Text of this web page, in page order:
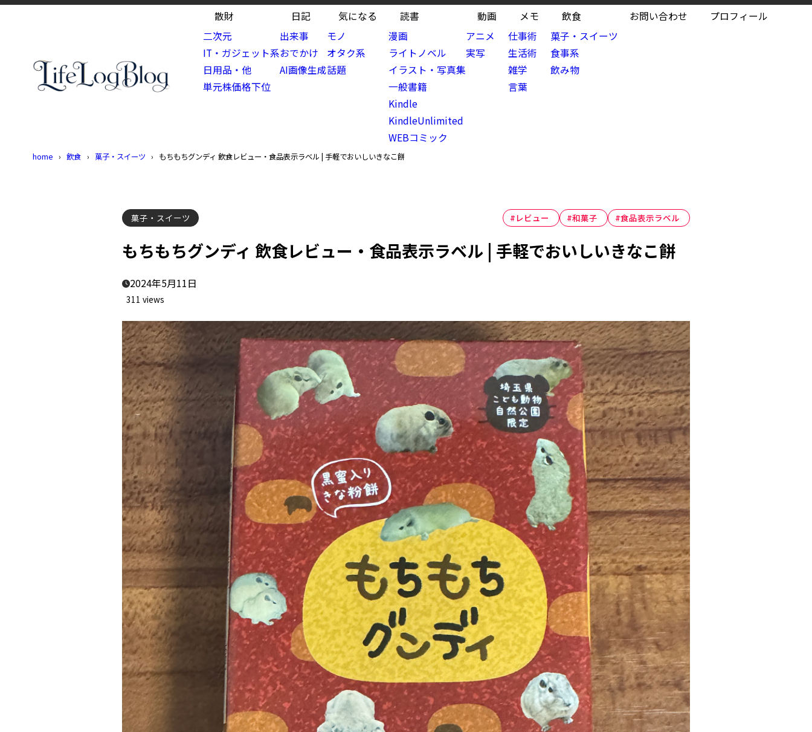
散財
二次元
IT・ガジェット系
日用品・他
単元株価格下位
日記
出来事
おでかけ
AI画像生成
気になる
モノ
オタク系
話題
読書
漫画
ライトノベル
イラスト・写真集
一般書籍
Kindle
KindleUnlimited
WEBコミック
動画
アニメ
実写
メモ
仕事術
生活術
雑学
言葉
飲食
菓子・スイーツ
食事系
飲み物
お問い合わせ プロフィール
home 飲食 菓子・スイーツ もちもちグンディ 飲食レビュー・食品表示ラベル | 手軽でおいしいきなこ餅
菓子・スイーツ #レビュー #和菓子 #食品表示ラベル
もちもちグンディ 飲食レビュー・食品表示ラベル | 手軽でおいしいきなこ餅
2024年5月11日
311 views